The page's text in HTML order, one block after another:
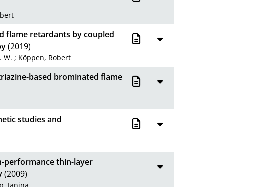
XML
50
100
flame retardants by coupled
(2019)
W. ; Köppen, Robert
based brominated flame
studies and
performance thin-layer
(2009)